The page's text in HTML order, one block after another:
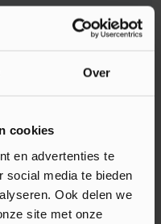
Over
cookies
en advertenties te
social media te bieden
Ook delen we
site met onze
, Laminaat, Plak PVC